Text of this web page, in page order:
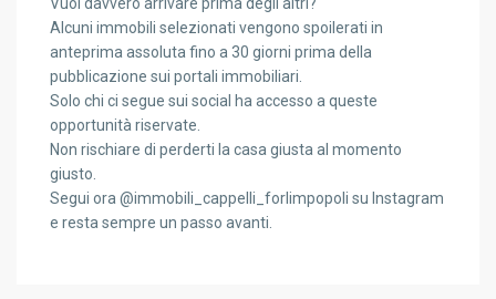
Alcuni immobili selezionati vengono spoilerati in
anteprima assoluta fino a 30 giorni prima della
pubblicazione sui portali immobiliari.
Solo chi ci segue sui social ha accesso a queste
opportunità riservate.
Non rischiare di perderti la casa giusta al momento
giusto.
Segui ora @immobili_cappelli_forlimpopoli su Instagram
e resta sempre un passo avanti.